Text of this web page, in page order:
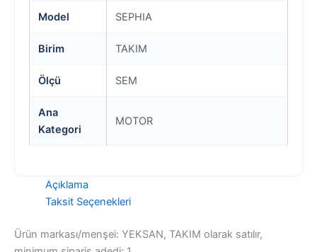
Model SEPHIA
Birim TAKIM
Ölçü SEM
Ana
Kategori
MOTOR
Açıklama
Taksit Seçenekleri
Ürün markası/menşei: YEKSAN, TAKIM olarak satılır,